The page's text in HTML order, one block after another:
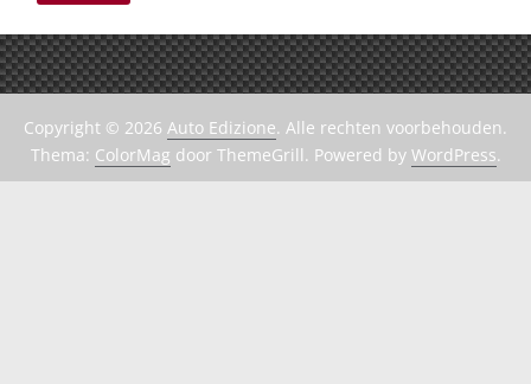
Copyright © 2026 Auto Edizione. Alle rechten voorbehouden.
Thema: ColorMag door ThemeGrill. Powered by WordPress.